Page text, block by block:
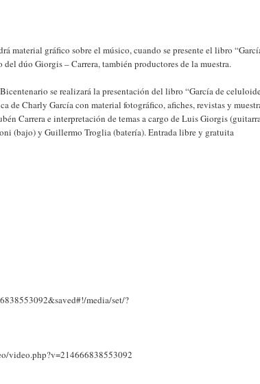
material gráfico sobre el músico, cuando se presente el libro
dúo Giorgis – Carrera, también productores de la muestra.
se realizará la presentación del libro “García de
de Charly García con material fotográfico, afiches, revistas y
Carrera e interpretación de temas a cargo de Luis Giorgis
(bajo) y Guillermo Troglia (batería). Entrada libre y gratuita
media/set/?
video.php?v=214666838553092